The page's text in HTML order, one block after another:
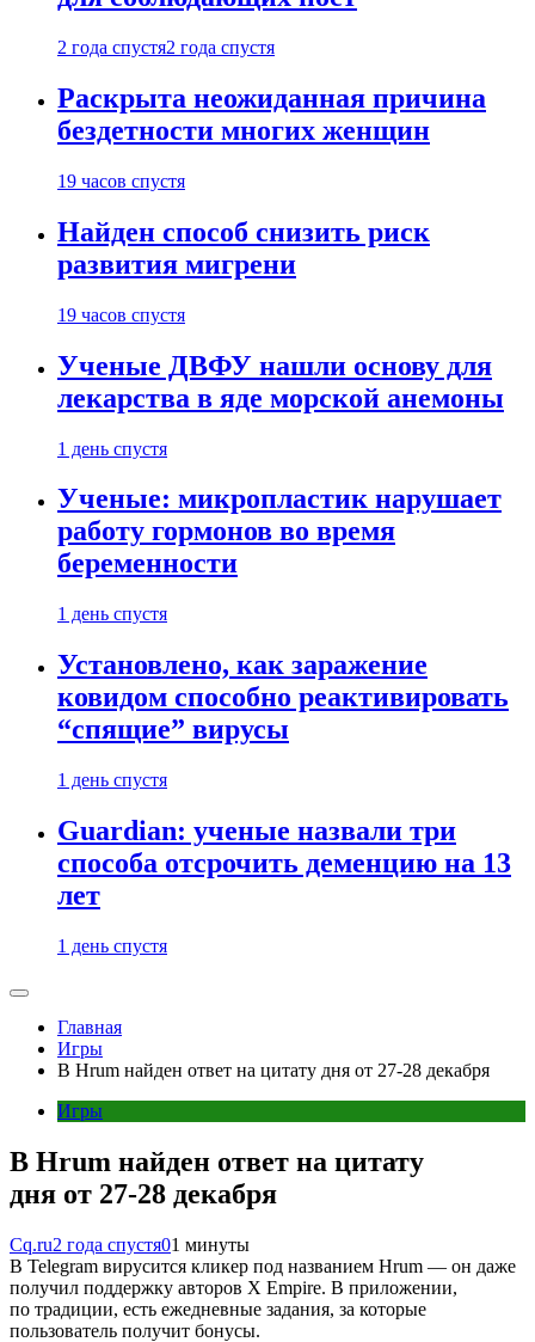
2 года спустя2 года спустя
Раскрыта неожиданная причина
бездетности многих женщин
19 часов спустя
Найден способ снизить риск
развития мигрени
19 часов спустя
Ученые ДВФУ нашли основу для
лекарства в яде морской анемоны
1 день спустя
Ученые: микропластик нарушает
работу гормонов во время
беременности
1 день спустя
Установлено, как заражение
ковидом способно реактивировать
“спящие” вирусы
1 день спустя
Guardian: ученые назвали три
способа отсрочить деменцию на 13
лет
1 день спустя
Главная
Игры
В Hrum найден ответ на цитату дня от 27-28 декабря
Игры
В Hrum найден ответ на цитату
дня от 27-28 декабря
Cq.ru2 года спустя01 минуты
В Telegram вирусится кликер под названием Hrum — он даже
получил поддержку авторов X Empire. В приложении,
по традиции, есть ежедневные задания, за которые
пользователь получит бонусы.